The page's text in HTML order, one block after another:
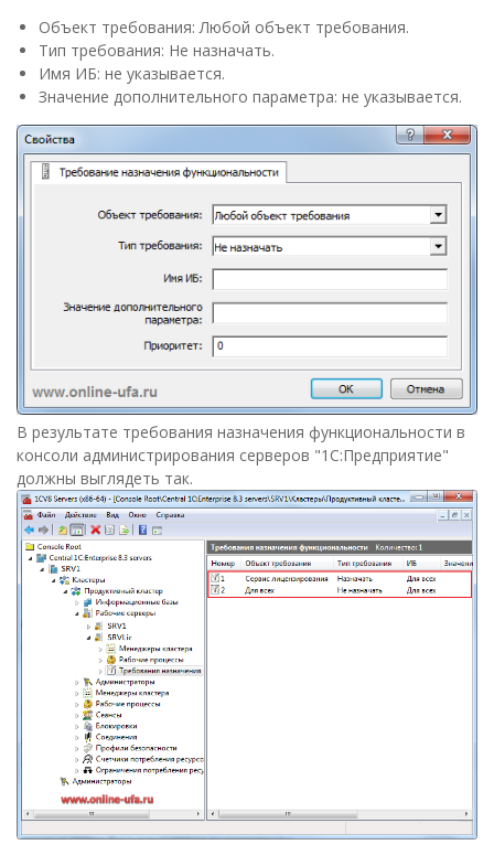
Объект требования: Любой объект требования.
Тип требования: Не назначать.
Имя ИБ: не указывается.
Значение дополнительного параметра: не указывается.
В результате требования назначения функциональности в
консоли администрирования серверов "1С:Предприятие"
должны выглядеть так.